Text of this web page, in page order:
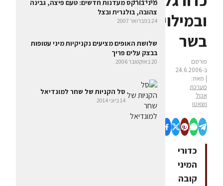
ובמילוי
בשר
פורסם
ב-24.6.2006
| מאת:
מערכת
אכול
ושאטו
כדורי
המיני
קובה
מיני בורקס מעדנות חדשים: טעם פיצה, גבינה
צהובה, בולגרית ובצל
24 בפברואר 2007
שלושת האופים מציעים נקניקיות מיני עטופות
בבצק עלים פריך
20 באוקטובר 2006
סל הקניות של שחר למונדיאל
14 ביוני 2014